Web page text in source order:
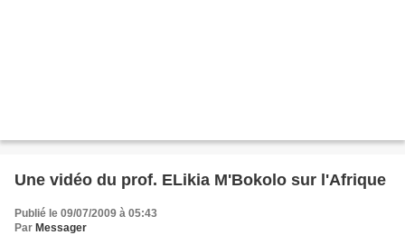
Une vidéo du prof. ELikia M'Bokolo sur l'Afrique
Publié le 09/07/2009 à 05:43
Par Messager